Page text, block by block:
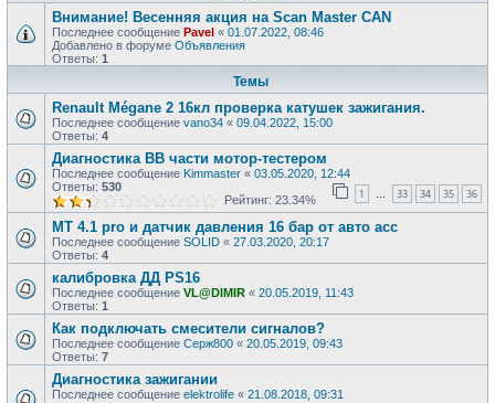
Внимание! Весенняя акция на Scan Master CAN
Последнее сообщение Pavel « 01.07.2022, 08:46
Добавлено в форуме Объявления
Ответы: 1
Темы
Renault Mégane 2 16кл проверка катушек зажигания.
Последнее сообщение vano34 « 09.04.2022, 15:00
Ответы: 4
Диагностика ВВ части мотор-тестером
Последнее сообщение Kimmaster « 03.05.2020, 12:44
Ответы: 530 1 … 33 34 35 36
Рейтинг: 23.34%
MT 4.1 pro и датчик давления 16 бар от авто асс
Последнее сообщение SOLID « 27.03.2020, 20:17
Ответы: 4
калибровка ДД PS16
Последнее сообщение VL@DIMIR « 20.05.2019, 11:43
Ответы: 1
Как подключать смесители сигналов?
Последнее сообщение Серж800 « 20.05.2019, 09:43
Ответы: 7
Диагностика зажигании
Последнее сообщение elektrolife « 21.08.2018, 09:31